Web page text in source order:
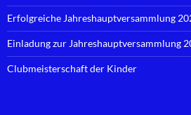
Erfolgreiche Jahreshauptversammlung
Einladung zur Jahreshauptversammlung
Clubmeisterschaft der Kinder